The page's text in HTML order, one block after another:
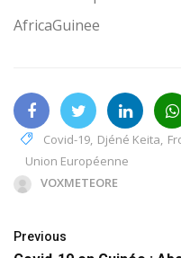
AfricaGuinee
Covid-19, Djéné Keita,
Union Européenne
VOXMETEORE
Previous